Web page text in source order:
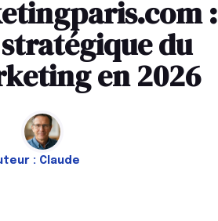
:
du
en 2026
: Claude